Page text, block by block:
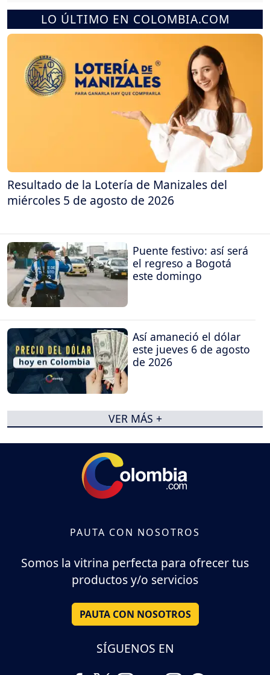
LO ÚLTIMO EN COLOMBIA.COM
Resultado de la Lotería de Manizales del
miércoles 5 de agosto de 2026
Puente festivo: así será
el regreso a Bogotá
este domingo
Así amaneció el dólar
este jueves 6 de agosto
de 2026
VER MÁS +
PAUTA CON NOSOTROS
Somos la vitrina perfecta para ofrecer tus
productos y/o servicios
PAUTA CON NOSOTROS
SÍGUENOS EN